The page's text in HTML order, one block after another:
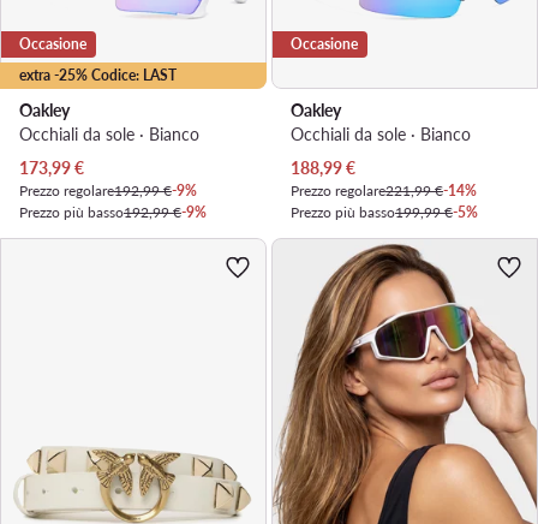
extra -25% Codice: LAST
Occasione
Oakley
Occhiali da sole · Bianco
Prezzo attuale
173,99€
Prezzo regolare192,99 €-9%
Prezzo più basso192,99 €-9%
Occasione
Oakley
Occhiali da sole · Bianco
Prezzo attuale
188,99€
Prezzo regolare221,99 €-14%
Prezzo più basso199,99 €-5%